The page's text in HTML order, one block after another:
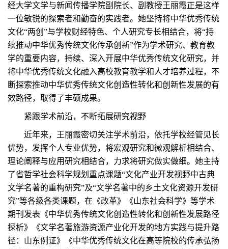
经大学文学与新闻传播学院副院长、副教授王丽霞正是这样
一位敏锐的探索者和勤奋的实践者。她坚持将中华优秀传统
文化“两创”与学校财经特色、个人研究专长相结合，将“持
续推动中华优秀传统文化传承创新”作为学术研究、教育教
学的重要内容，持续、深入开展中华优秀传统文化研究，并
将中华优秀传统文化融入高校教育教学和人才培养过程，不
断探索推动中华优秀传统文化创造性转化和创新性发展的有
效路径，取得了丰硕成果。
紧跟学术前沿，不断拓展研究视野
近年来，王丽霞密切关注学术前沿，依托学校经管见长
优势，发挥个人专业优势，将宏观研究和微观解析相结合、
理论阐释与应用研究相结合，力求将研究做实做细。她主持
了省哲学社会科学规划重点课题“文化产业开发视野中古典
文学名著的重构研究”及“文学名著中的乡土文化资源开发研
究”等各级各类课题，在《改革》《山东社会科学》等学术
期刊发表《中华优秀传统文化创造性转化和创新性发展路径
探析》《文学名著旅游资源产业化开发的地方实践与提升路
径：山东例证》《中华优秀传统文化在高等院校的传承弘扬